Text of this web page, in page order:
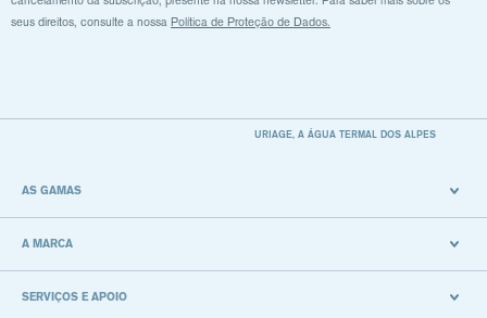
seus direitos, consulte a nossa Política de Proteção de Dados.
URIAGE, A ÁGUA TERMAL DOS ALPES
AS GAMAS
A MARCA
SERVIÇOS E APOIO